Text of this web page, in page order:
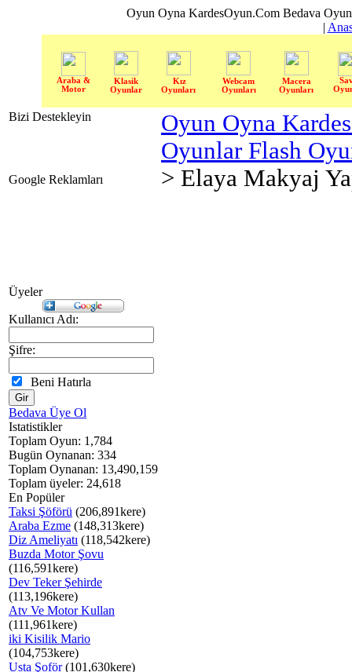
Oyun Oyna KardesOyun.Com Bedava
|
Araba &
Motor
Klasik
Oyunlar
Kız
Oyunları
Webcam
Oyunları
Macera
Oyunları
Bizi Destekleyin
Google Reklamları
Üyeler
Kullanıcı Adı:
Şifre:
Beni Hatırla
Bedava Üye Ol
Istatistikler
Toplam Oyun: 1,784
Bugün Oynanan: 334
Toplam Oynanan: 13,490,159
Toplam üyeler: 24,618
En Popüler
Taksi Şöförü (206,891kere)
Araba Ezme (148,313kere)
Diz Ameliyatı (118,542kere)
Buzda Motor Şovu
(116,591kere)
Dev Teker Şehirde
(113,196kere)
Atv Ve Motor Kullan
(111,961kere)
iki Kisilik Mario
(104,753kere)
Usta Şoför(101,630kere)
Oyun Oyna
Oyunlar Flash
> Elaya Makyaj